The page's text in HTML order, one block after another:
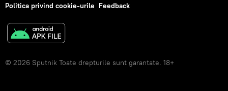
Politica privind cookie-urile Feedback
© 2026 Sputnik Toate drepturile sunt garantate. 18+